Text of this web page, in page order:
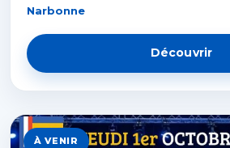
Narbonne
Découvrir
À VENIR